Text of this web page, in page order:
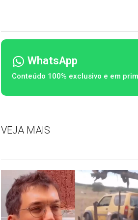
WhatsApp
Conteúdo 100% exclusivo e em
VEJA MAIS